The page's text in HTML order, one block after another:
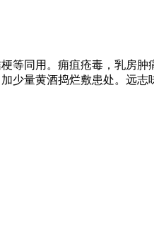
等同用。痈疽疮毒，乳房肿
量黄酒捣烂敷患处。远志